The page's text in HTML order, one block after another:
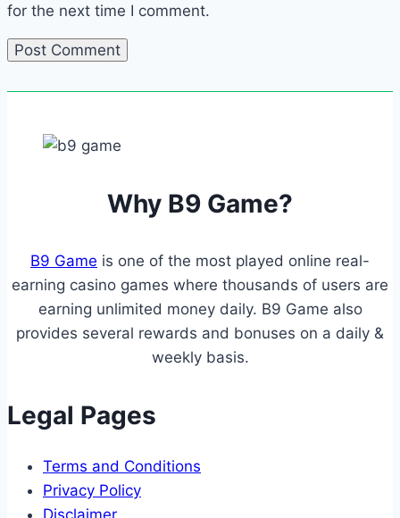
for the next time I comment.
Why B9 Game?
B9 Game is one of the most played online real-
earning casino games where thousands of users are
earning unlimited money daily. B9 Game also
provides several rewards and bonuses on a daily &
weekly basis.
Legal Pages
Terms and Conditions
Privacy Policy